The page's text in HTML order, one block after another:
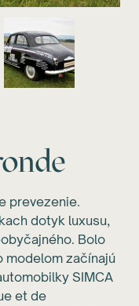
prevezenie.
dotyk luxusu,
Bolo
modelom začínajú
SIMCA
et de